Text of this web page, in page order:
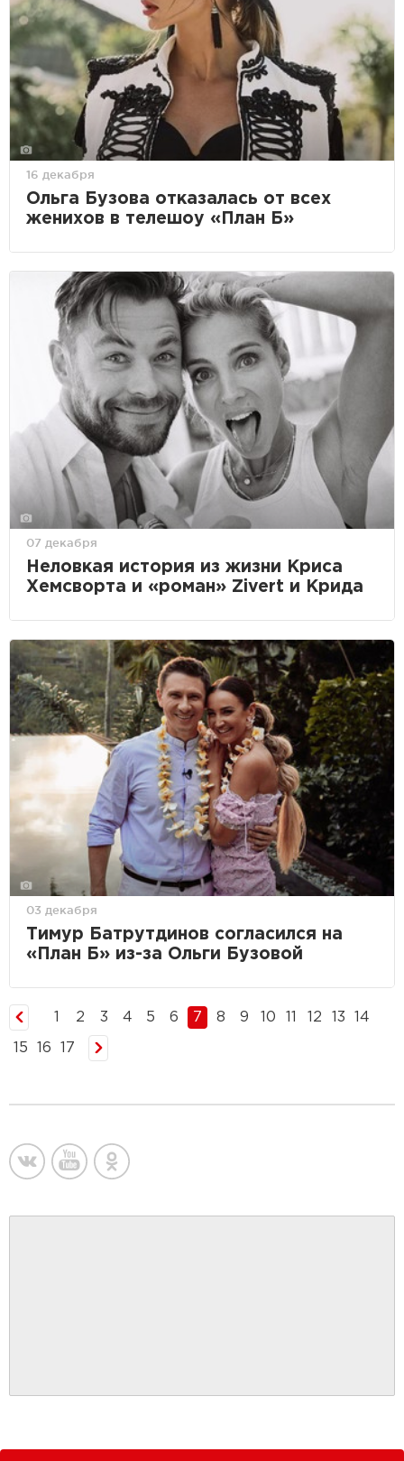
16 декабря
Ольга Бузова отказалась от всех
женихов в телешоу «План Б»
07 декабря
Неловкая история из жизни Криса
Хемсворта и «роман» Zivert и Крида
03 декабря
Тимур Батрутдинов согласился на
«План Б» из-за Ольги Бузовой
2 3 4 5 6 7 8 9 10 12 13 14
15 16 17